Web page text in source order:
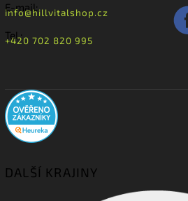
E-mail:
info@hillvitalshop.cz
Tel.:
+420 702 820 995
DALŠÍ KRAJINY